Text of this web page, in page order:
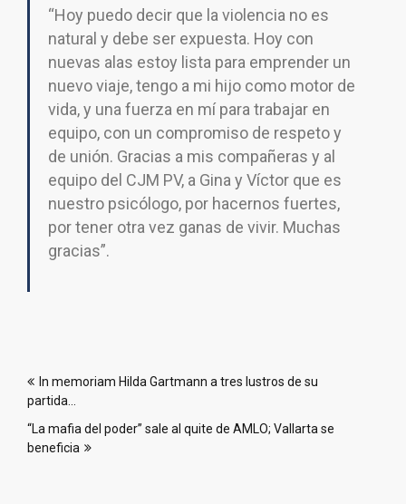
“Hoy puedo decir que la violencia no es
natural y debe ser expuesta. Hoy con
nuevas alas estoy lista para emprender un
nuevo viaje, tengo a mi hijo como motor de
vida, y una fuerza en mí para trabajar en
equipo, con un compromiso de respeto y
de unión. Gracias a mis compañeras y al
equipo del CJM PV, a Gina y Víctor que es
nuestro psicólogo, por hacernos fuertes,
por tener otra vez ganas de vivir. Muchas
gracias”.
de
entradas
In memoriam Hilda Gartmann a tres lustros de su
partida…
“La mafia del poder” sale al quite de AMLO; Vallarta se
beneficia